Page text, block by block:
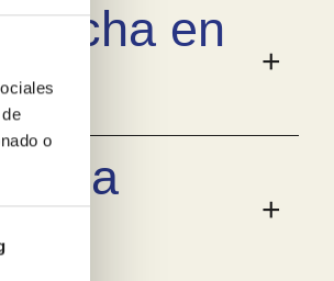
o
ducha en
una